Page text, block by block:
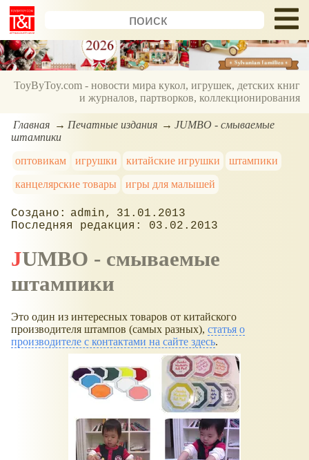
ToyByToy.com - новости мира кукол, игрушек, детских книг
и журналов, партворков, коллекционирования
Главная Печатные издания
JUMBO - смываемые
штампики
оптовикам
игрушки китайские игрушки
штампики
канцелярские товары
игры для малышей
admin
31.01.2013
03.02.2013
JUMBO - смываемые
штампики
Это один из интересных товаров от китайского
производителя штампов (самых разных), статья о
производителе с контактами на сайте здесь.